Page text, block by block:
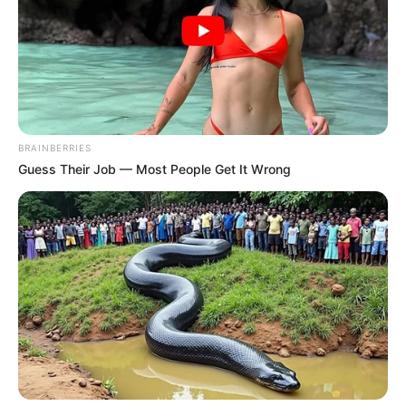
Η Moderna μηνύει τους
αντιπάλους της της Big
Pharma για τις
πατέντες εμβολίων
Η omertà της Covid
Ο Υπόγειος Πόλεμος είναι γεγονός.. Το
κυνήγι είναι σε εξέλιξη
Τετάρτη, 5 Οκτωβρίου 2022, 21:39
BRAINBERRIES
Guess Their Job — Most People Get It Wrong